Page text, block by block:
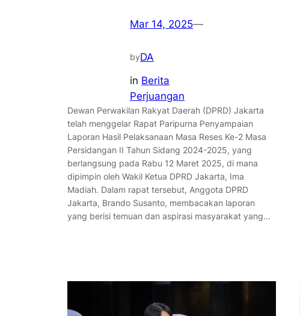
Mar 14, 2025—
byDA
in Berita
Perjuangan
Dewan Perwakilan Rakyat Daerah (DPRD) Jakarta
telah menggelar Rapat Paripurna Penyampaian
Laporan Hasil Pelaksanaan Masa Reses Ke-2 Masa
Persidangan II Tahun Sidang 2024-2025, yang
berlangsung pada Rabu 12 Maret 2025, di mana
dipimpin oleh Wakil Ketua DPRD Jakarta, Ima
Madiah. Dalam rapat tersebut, Anggota DPRD
Jakarta, Brando Susanto, membacakan laporan
yang berisi temuan dan aspirasi masyarakat yang…